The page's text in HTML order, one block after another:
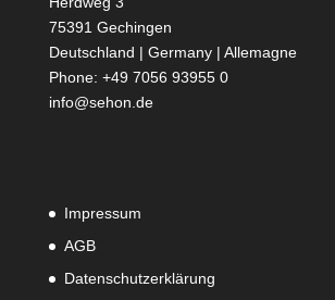
75391 Gechingen
Deutschland | Germany | Allemagne
Phone: +49 7056 93955 0
info@sehon.de
Impressum
AGB
Datenschutzerklärung